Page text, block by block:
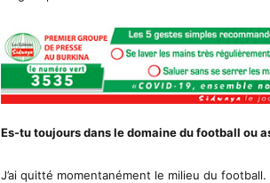
Es-tu toujours dans le domaine du football ou
J’ai quitté momentanément le milieu du